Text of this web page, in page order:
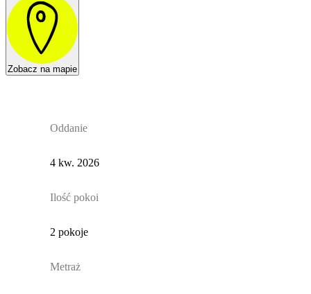
Zobacz na mapie
Oddanie
4 kw. 2026
Ilość pokoi
2 pokoje
Metraż